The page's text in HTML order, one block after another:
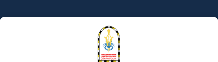
إلى
المحتوى